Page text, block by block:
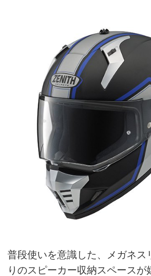
普段使いを意識した、メガネス
りのスピーカー収納スペースが